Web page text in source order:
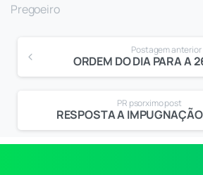
Pregoeiro
Postagem anterior
PR psorximo post